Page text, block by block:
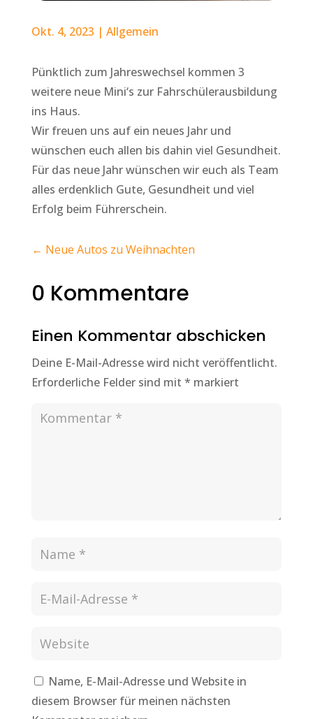
Okt. 4, 2023 | Allgemein
Pünktlich zum Jahreswechsel kommen 3
weitere neue Mini‘s zur Fahrschülerausbildung
ins Haus.
Wir freuen uns auf ein neues Jahr und
wünschen euch allen bis dahin viel Gesundheit.
Für das neue Jahr wünschen wir euch als Team
alles erdenklich Gute, Gesundheit und viel
Erfolg beim Führerschein.
← Neue Autos zu Weihnachten
0 Kommentare
Einen Kommentar abschicken
Deine E-Mail-Adresse wird nicht veröffentlicht.
Erforderliche Felder sind mit * markiert
Name, E-Mail-Adresse und Website in
diesem Browser für meinen nächsten